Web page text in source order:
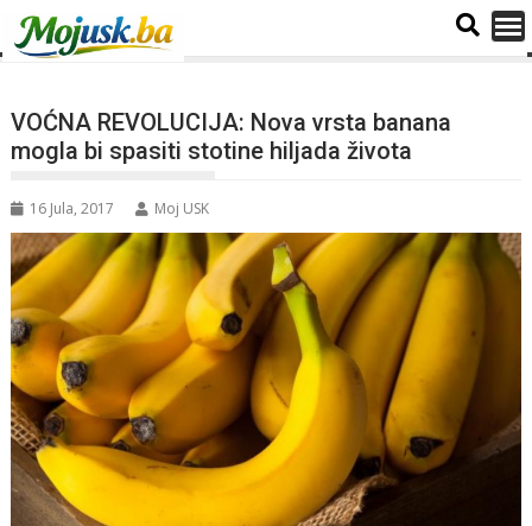
VOĆNA REVOLUCIJA: Nova vrsta banana
mogla bi spasiti stotine hiljada života
16 Jula, 2017 Moj USK